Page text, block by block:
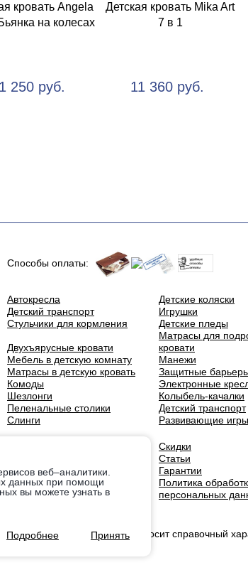
кровать Angela
на колесах
250 руб.
Детская кровать Mika Art
7 в 1
11 360 руб.
Способы оплаты:
Автокресла Детские коляски
Детский транспорт
Игрушки
Стульчики для кормления
Детские пледы
Двухъярусные кровати
Матрасы для
кровати
Мебель в детскую комнату
Манежи
Матрасы в детскую кровать
Защитные барьеры
Комоды
Электронные
Шезлонги
Колыбель-качалки
Пеленальные столики
Детский транспорт
Слинги
Развивающие игры
Скидки
Статьи
Оплата
Гарантии
Контакты
Политика
персональных
в ознакомительных целях, носит справочный
веб–аналитики.
данных при помощи
вы можете узнать в
Подробнее Принять